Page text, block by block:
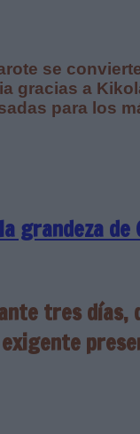
se
gracias a
para los
grandeza de
tres días,